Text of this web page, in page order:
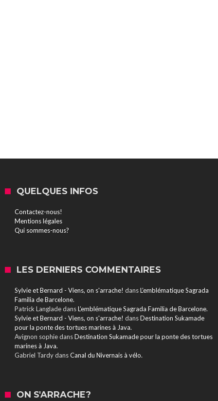
QUELQUES INFOS
Contactez-nous!
Mentions légales
Qui sommes-nous?
LES DERNIERS COMMENTAIRES
Sylvie et Bernard - Viens, on s'arrache! dansL’emblématique Sagrada
Familia de Barcelone.
Patrick LangladedansL’emblématique Sagrada Familia de Barcelone.
Sylvie et Bernard - Viens, on s'arrache! dansDestination Sukamade
pour la ponte des tortues marines à Java.
Avignon sophiedansDestination Sukamade pour la ponte des tortues
marines à Java.
Gabriel TardydansCanal du Nivernais à vélo.
ON S'ARRACHE?